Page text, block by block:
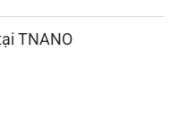
TNANO